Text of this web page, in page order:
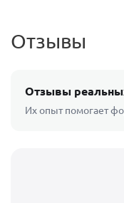
Отзывы
Отзывы
Их опыт помогает